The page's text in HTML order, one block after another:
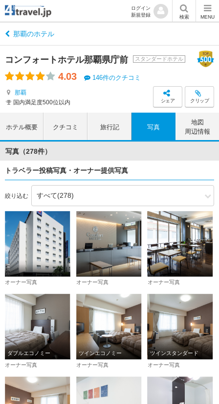
ログイン
新規登録
検索 MENU
那覇のホテル
コンフォートホテル那覇県庁前 スタンダードホテル
4.03 146件のクチコミ
那覇
国内満足度500位以内
シェア クリップ
ホテル概要 クチコミ 旅行記 写真
地図
周辺情報
写真（278件）
トラベラー投稿写真・オーナー提供写真
絞り込む
オーナー写真 オーナー写真 オーナー写真
ダブルエコノミー
オーナー写真
ツインエコノミー
オーナー写真
ツインスタンダード
オーナー写真